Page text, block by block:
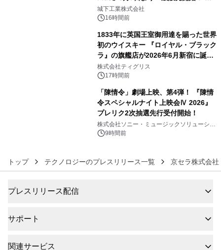
ーブル1本つなぐだけ、テレビの音が
ぐっと豊かに
城下工業株式会社
16時間前
1833年に英国王室御用達を賜った世界
初のウイスキー 『ロイヤル・ブラック
ラ』の旗艦店が2026年6月新宿に誕
生 バカルディ ジャパンと連携した
没入型バー「BAR Arca」
株式会社ティグリス
17時間前
「陳情令」劇場上映、第4弾！ 『陳情
令スペシャルナイト上映会Ⅳ 2026』
プレリク2次抽選先行受付開始！
株式会社ソニー・ミュージックソリューショ
ンズ9時間前
トップ テクノロジーのプレスリリース一覧 京セラ株式会社
プレスリリース配信
サポート
関連サービス